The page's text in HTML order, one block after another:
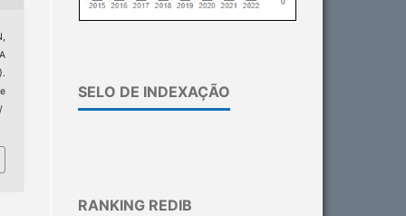
SELO DE INDEXAÇÃO
RANKING REDIB